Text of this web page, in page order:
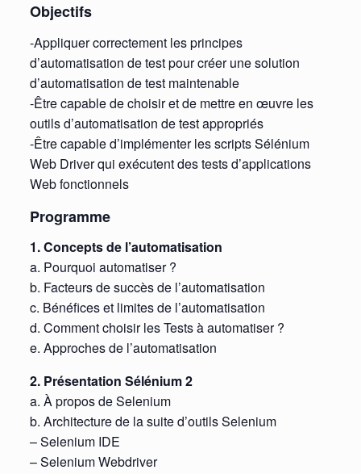
Objectifs
-Appliquer correctement les principes
d’automatisation de test pour créer une solution
d’automatisation de test maintenable
-Être capable de choisir et de mettre en œuvre les
outils d’automatisation de test appropriés
-Être capable d’implémenter les scripts Sélénium
Web Driver qui exécutent des tests d’applications
Web fonctionnels
Programme
1. Concepts de l’automatisation
a. Pourquoi automatiser ?
b. Facteurs de succès de l’automatisation
c. Bénéfices et limites de l’automatisation
d. Comment choisir les Tests à automatiser ?
e. Approches de l’automatisation
2. Présentation Sélénium 2
a. À propos de Selenium
b. Architecture de la suite d’outils Selenium
– Selenium IDE
– Selenium Webdriver